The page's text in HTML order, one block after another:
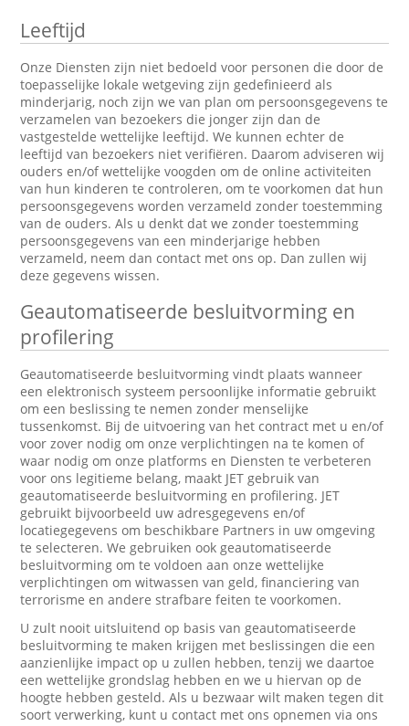
Leeftijd
Onze Diensten zijn niet bedoeld voor personen die door de
toepasselijke lokale wetgeving zijn gedefinieerd als
minderjarig, noch zijn we van plan om persoonsgegevens te
verzamelen van bezoekers die jonger zijn dan de
vastgestelde wettelijke leeftijd. We kunnen echter de
leeftijd van bezoekers niet verifiëren. Daarom adviseren wij
ouders en/of wettelijke voogden om de online activiteiten
van hun kinderen te controleren, om te voorkomen dat hun
persoonsgegevens worden verzameld zonder toestemming
van de ouders. Als u denkt dat we zonder toestemming
persoonsgegevens van een minderjarige hebben
verzameld, neem dan contact met ons op. Dan zullen wij
deze gegevens wissen.
Geautomatiseerde besluitvorming en
profilering
Geautomatiseerde besluitvorming vindt plaats wanneer
een elektronisch systeem persoonlijke informatie gebruikt
om een beslissing te nemen zonder menselijke
tussenkomst. Bij de uitvoering van het contract met u en/of
voor zover nodig om onze verplichtingen na te komen of
waar nodig om onze platforms en Diensten te verbeteren
voor ons legitieme belang, maakt JET gebruik van
geautomatiseerde besluitvorming en profilering. JET
gebruikt bijvoorbeeld uw adresgegevens en/of
locatiegegevens om beschikbare Partners in uw omgeving
te selecteren. We gebruiken ook geautomatiseerde
besluitvorming om te voldoen aan onze wettelijke
verplichtingen om witwassen van geld, financiering van
terrorisme en andere strafbare feiten te voorkomen.
U zult nooit uitsluitend op basis van geautomatiseerde
besluitvorming te maken krijgen met beslissingen die een
aanzienlijke impact op u zullen hebben, tenzij we daartoe
een wettelijke grondslag hebben en we u hiervan op de
hoogte hebben gesteld. Als u bezwaar wilt maken tegen dit
soort verwerking, kunt u contact met ons opnemen via ons